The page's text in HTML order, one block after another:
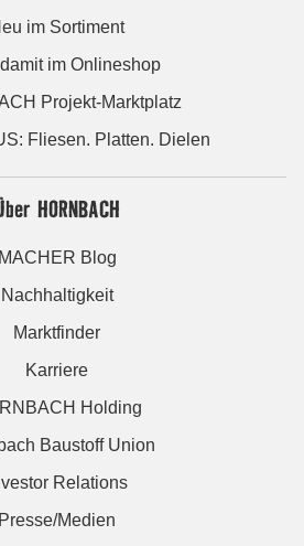
im Sortiment
im Onlineshop
Projekt-Marktplatz
Fliesen. Platten. Dielen
HORNBACH
MACHER Blog
Nachhaltigkeit
Marktfinder
Karriere
Holding
Baustoff Union
Relations
Presse/Medien